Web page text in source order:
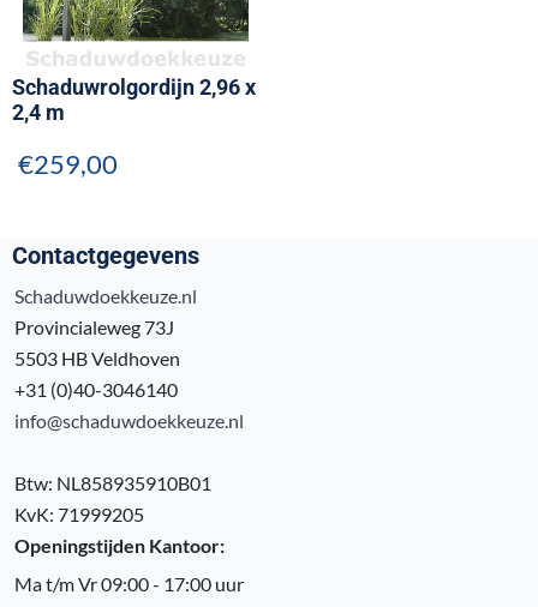
Schaduwrolgordijn 2,96 x
2,4 m
€259,00
Contactgegevens
Schaduwdoekkeuze.nl
Provincialeweg 73J
5503 HB Veldhoven
+31 (0)40-3046140
info@schaduwdoekkeuze.nl
Btw: NL858935910B01
KvK: 71999205
Openingstijden Kantoor:
Ma t/m Vr 09:00 - 17:00 uur